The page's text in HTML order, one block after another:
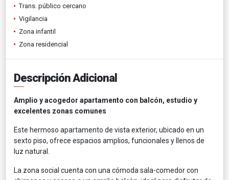
Trans. público cercano
Vigilancia
Zona infantil
Zona residencial
Descripción Adicional
Amplio y acogedor apartamento con balcón, estudio y
excelentes zonas comunes
Este hermoso apartamento de vista exterior, ubicado en un
sexto piso, ofrece espacios amplios, funcionales y llenos de
luz natural.
La zona social cuenta con una cómoda sala-comedor con